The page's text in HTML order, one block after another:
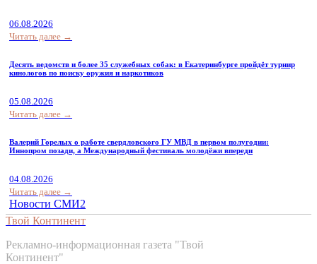
06.08.2026
Читать далее →
Десять ведомств и более 35 служебных собак: в Екатеринбурге пройдёт турнир
кинологов по поиску оружия и наркотиков
05.08.2026
Читать далее →
Валерий Горелых о работе свердловского ГУ МВД в первом полугодии:
Иннопром позади, а Международный фестиваль молодёжи впереди
04.08.2026
Читать далее →
Новости СМИ2
Твой Континент
Рекламно-информационная газета "Твой
Континент"